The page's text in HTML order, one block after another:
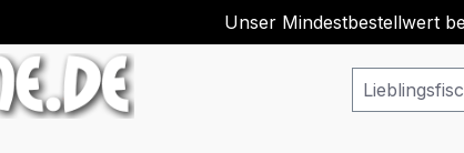
Unser Mindestbestellwert